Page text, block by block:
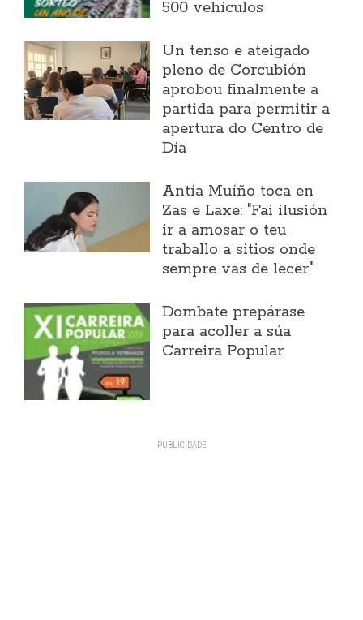
500 vehículos
Un tenso e ateigado
pleno de Corcubión
aprobou finalmente a
partida para permitir a
apertura do Centro de
Día
Antía Muíño toca en
Zas e Laxe: "Fai ilusión
ir a amosar o teu
traballo a sitios onde
sempre vas de lecer"
Dombate prepárase
para acoller a súa
Carreira Popular